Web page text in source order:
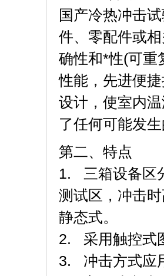
国产冷热冲击
件、零配件
确性和*性(可重
性能，先进便
设计，使室内
了任何可能发生
第二、特点
1. 三箱设备区分为
测试区，冲
静态式。
2. 采用触控式图
3. 冲击方式应用